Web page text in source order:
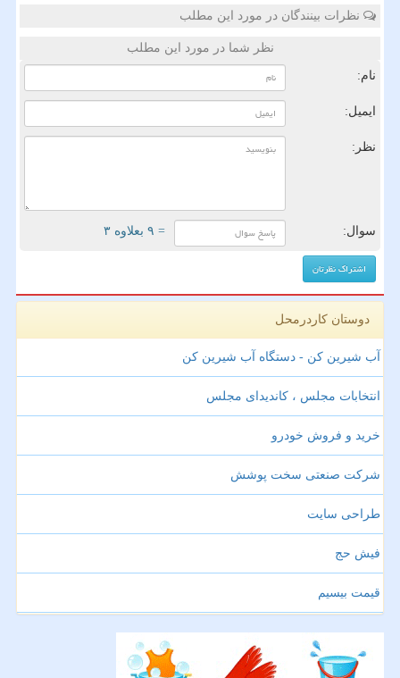
نظرات بینندگان در مورد این مطلب
نظر شما در مورد این مطلب
نام:
ایمیل:
نظر:
سوال: = ۹ بعلاوه ۳
دوستان کاردرمحل
آب شیرین کن - دستگاه آب شیرین کن
انتخابات مجلس ، کاندیدای مجلس
خرید و فروش خودرو
شرکت صنعتی سخت پوشش
طراحی سایت
فیش حج
قیمت بیسیم